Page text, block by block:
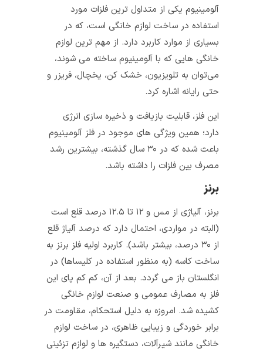
آلومینیوم یکی از متداول‌ ترین فلزات مورد
استفاده در ساخت لوازم خانگی است، که در
بسیاری از موارد کاربرد دارد. از مهم‌ ترین لوازم
خانگی هایی که با آلومینیوم ساخته می‌ شوند،
می‌توان به تلویزیون، خشک‌ کن، یخچال، فریزر و
حتی رایانه اشاره کرد.
این فلز، قابلیت بازیافت و ذخیره‌ سازی انرژی
دارد؛ همین ویژگی‌ های موجود در فلز آلومینیوم
باعث شده که در ۳۰ سال گذشته، بیشترین رشد
مصرف بین فلزات را داشته باشد.
برنز، آلیاژی از مس و ۱۲ تا ۱۲.۵ درصد قلع است
(البته در مواردی، احتمال دارد که درصد آلیاژ قلع
از ۳۰ درصد، بیشتر باشد). کاربرد اولیه‌ فلز برنز به
ساخت کاسه (به منظور استفاده در کلیساها) در
انگلستان باز می‌ گردد. بعد از آن، کم‌ کم پای این
فلز به مصارف عمومی و صنعت لوازم خانگی
کشیده شد. امروزه به دلیل استحکام، مقاومت در
برابر خوردگی و زیبایی ظاهری، در ساخت لوازم
خانگی مانند شیرآلات، دستگیره ها و لوازم تزئینی